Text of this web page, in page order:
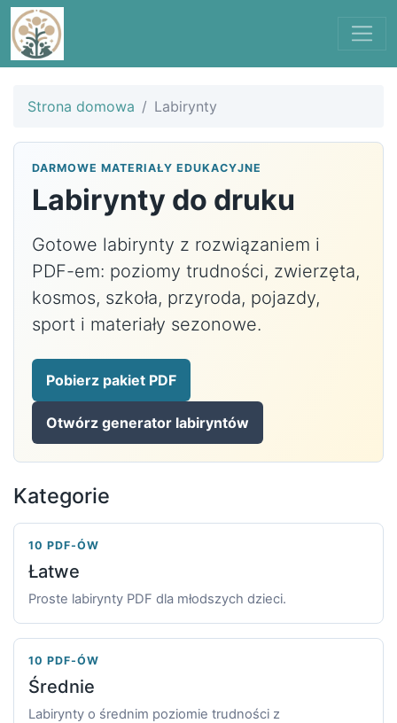
Strona domowa Labirynty
DARMOWE MATERIAŁY EDUKACYJNE
Labirynty do druku
Gotowe labirynty z rozwiązaniem i
PDF-em: poziomy trudności, zwierzęta,
kosmos, szkoła, przyroda, pojazdy,
sport i materiały sezonowe.
Pobierz pakiet PDF
Otwórz generator labiryntów
Kategorie
10 PDF-ÓW
Łatwe
Proste labirynty PDF dla młodszych dzieci.
10 PDF-ÓW
Średnie
Labirynty o średnim poziomie trudności z